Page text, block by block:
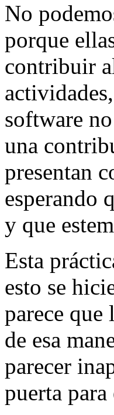
No
porque
contribuir
software
una
presentan
esperando
y que
Esta
esto se
parece
de esa
parecer
puerta para